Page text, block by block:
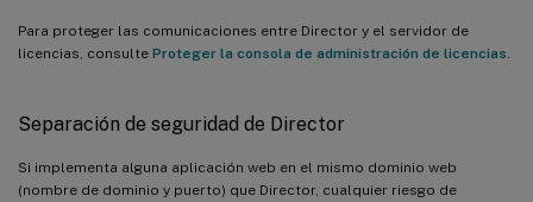
Para proteger las comunicaciones entre Director y el servidor de
licencias, consulte Proteger la consola de administración de licencias
Separación de seguridad de Director
Si implementa alguna aplicación web en el mismo dominio web
(nombre de dominio y puerto) que Director, cualquier riesgo de